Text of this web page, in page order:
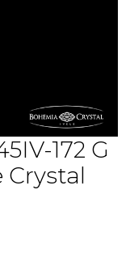
172 G
Crystal